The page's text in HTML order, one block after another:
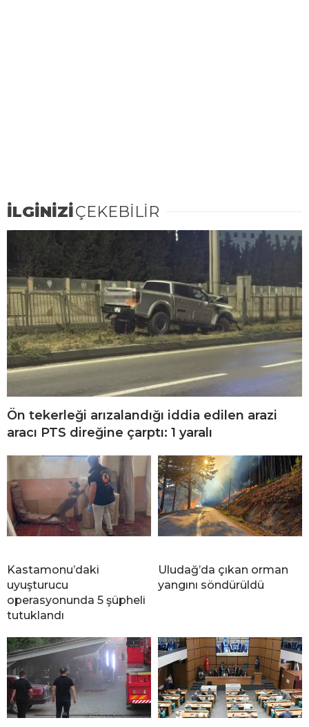
İLGİNİZİÇEKEBİLİR
Ön tekerleği arızalandığı iddia edilen arazi
aracı PTS direğine çarptı: 1 yaralı
Kastamonu’daki
uyuşturucu
operasyonunda 5 şüpheli
tutuklandı
Uludağ’da çıkan orman
yangını söndürüldü